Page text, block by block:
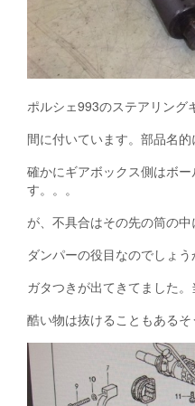
ポルシェ993のステアリング
間に付いています。部品名
確かにギアボックス側はボ
す。。。
が、不具合はその先の筒の
ダンパーの役目なのでしょ
ガタつきが出てきてました
酷い物は抜けることもある